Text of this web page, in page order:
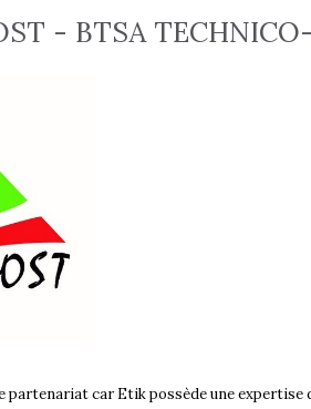
- BTSA
car Etik possède une expertise